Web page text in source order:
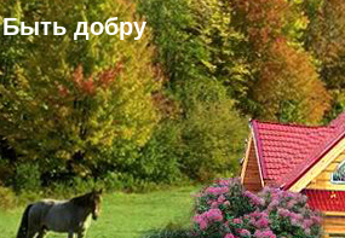
Быть добру